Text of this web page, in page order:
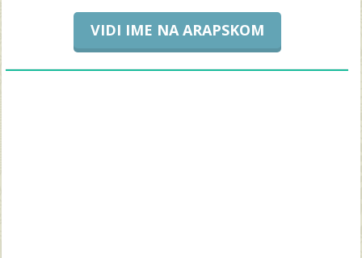
VIDI IME NA ARAPSKOM